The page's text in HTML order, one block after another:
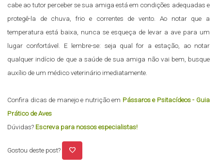
cabe ao tutor perceber se sua amiga está em condições adequadas e
protegê-la de chuva, frio e correntes de vento. Ao notar que a
temperatura está baixa, nunca se esqueça de levar a ave para um
lugar confortável. E lembre-se: seja qual for a estação, ao notar
qualquer indício de que a saúde de sua amiga não vai bem, busque
auxílio de um médico veterinário imediatamente.
Confira dicas de manejo e nutrição em Pássaros e Psitacídeos - Guia
Prático de Aves
Dúvidas? Escreva para nossos especialistas!
Gostou deste post? favorite